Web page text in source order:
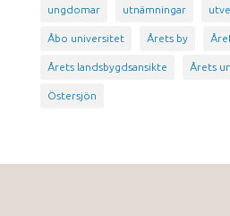
ungdomar utnämningar
Åbo universitet Årets by
Årets landsbygdsansikte Årets
Östersjön